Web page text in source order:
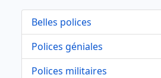
Belles polices
Polices géniales
Polices militaires